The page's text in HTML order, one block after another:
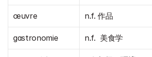
œuvre n.f. 作品
gastronomie n.f.  美食学